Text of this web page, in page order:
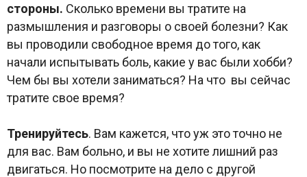
стороны. Сколько времени вы тратите на
размышления и разговоры о своей болезни? Как
вы проводили свободное время до того, как
начали испытывать боль, какие у вас были хобби?
Чем бы вы хотели заниматься? На что вы сейчас
тратите свое время?
Тренируйтесь. Вам кажется, что уж это точно не
для вас. Вам больно, и вы не хотите лишний раз
двигаться. Но посмотрите на дело с другой